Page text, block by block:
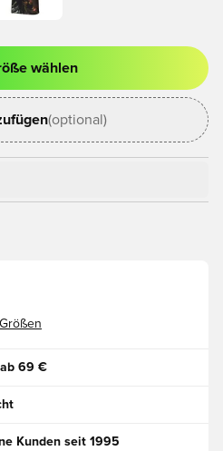
Anmelden oder Registrieren
wählen
(optional)
ab 69 €
Kunden seit 1995